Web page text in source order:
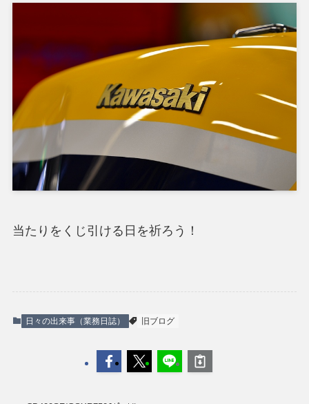
当たりをくじ引ける日を祈ろう！
日々の出来事（業務日誌） 旧ブログ